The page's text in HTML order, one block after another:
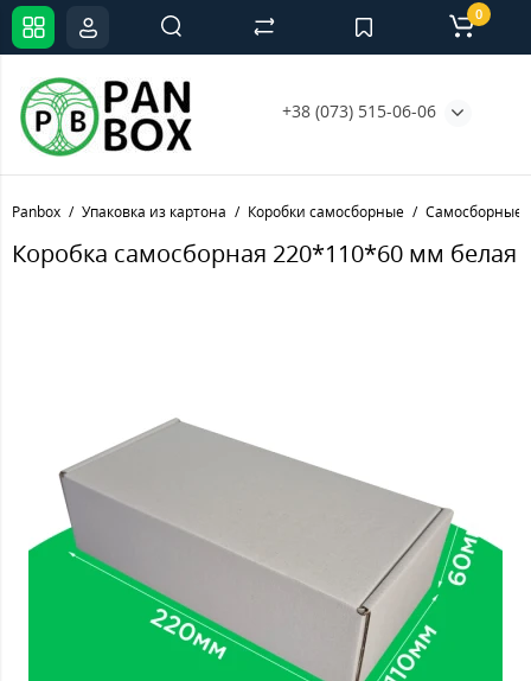
+38 (073) 515-06-06
0
Panbox Упаковка из картона Коробки самосборные Самосборные
Коробка самосборная 220*110*60 мм белая